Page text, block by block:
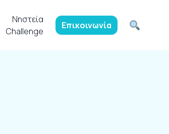
Νηστεία
Challenge
Επικοινωνία